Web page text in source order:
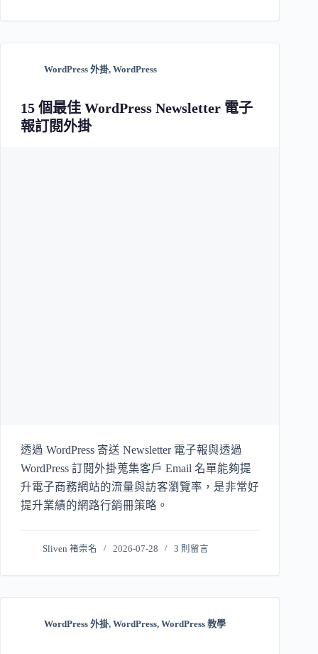
WordPress 外掛, WordPress
15 個最佳 WordPress Newsletter 電子
報訂閱外掛
透過 WordPress 寄送 Newsletter 電子報與透過
WordPress 訂閱外掛蒐集客戶 Email 名單能夠提
升電子商務網站的流量與訪客瀏覽率，是非常好
提升業績的網路行銷冊策略。
Sliven 褚崇名 2026-07-28 3 則留言
WordPress 外掛, WordPress, WordPress 教學